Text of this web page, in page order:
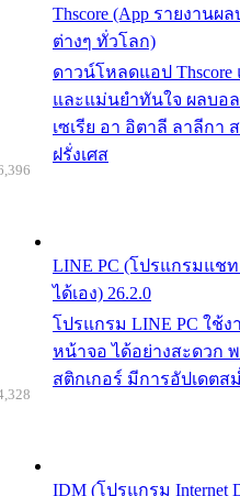
Thscore (App รายงาน
ต่างๆ ทั่วโลก)
ดาวน์โหลดแอป
และแม่นยำทันใจ ผลบอ
เซเรีย อา อิตาลี ลาลีกา
ฝรั่งเศส
LINE PC (โปรแกรมแช
ได้เอง) 26.2.0
โปรแกรม LINE PC ใช้
หน้าจอ ได้อย่างสะดวก
สติกเกอร์ มีการอัปเดตส
IDM (โปรแกรม Internet